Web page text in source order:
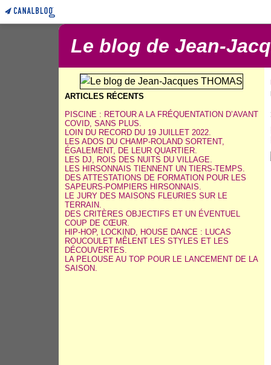
Le blog de Jean-
ARTICLES RÉCENTS
PISCINE : RETOUR A LA FRÉQUENTATION D’AVANT
COVID, SANS PLUS.
LOIN DU RECORD DU 19 JUILLET 2022.
LES ADOS DU CHAMP-ROLAND SORTENT,
ÉGALEMENT, DE LEUR QUARTIER.
LES DJ, ROIS DES NUITS DU VILLAGE.
LES HIRSONNAIS TIENNENT UN TIERS-TEMPS.
DES ATTESTATIONS DE FORMATION POUR LES
SAPEURS-POMPIERS HIRSONNAIS.
LE JURY DES MAISONS FLEURIES SUR LE
TERRAIN.
DES CRITÈRES OBJECTIFS ET UN ÉVENTUEL
COUP DE CŒUR.
HIP-HOP, LOCKIND, HOUSE DANCE : LUCAS
ROUCOULET MÊLENT LES STYLES ET LES
DÉCOUVERTES.
LA PELOUSE AU TOP POUR LE LANCEMENT DE LA
SAISON.